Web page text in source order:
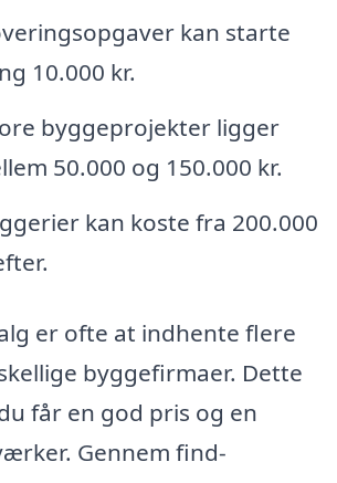
kan starte
10.000 kr.
byggeprojekter ligger
50.000 og 150.000 kr.
kan koste fra 200.000
er ofte at indhente flere
byggefirmaer. Dette
får en god pris og en
Gennem find-